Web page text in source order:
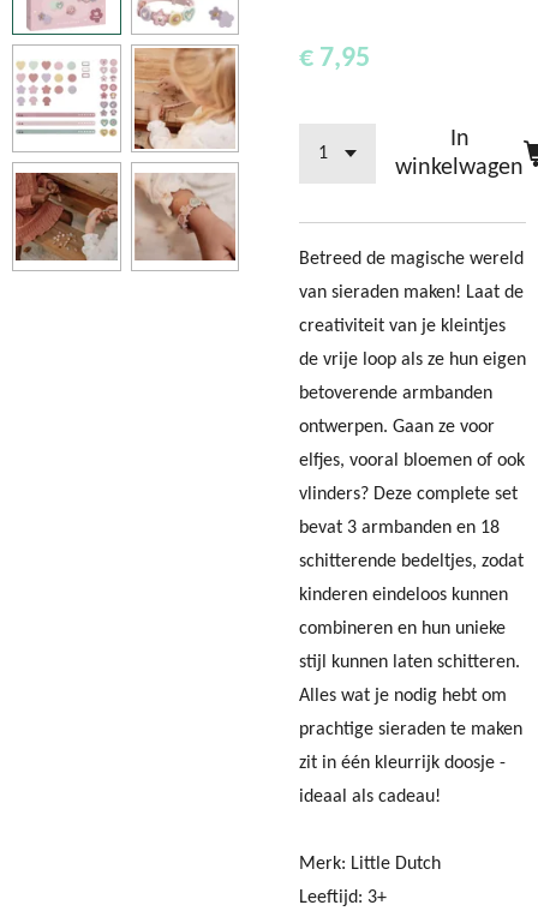
€ 7,95
In
winkelwagen
Betreed de magische wereld
van sieraden maken! Laat de
creativiteit van je kleintjes
de vrije loop als ze hun eigen
betoverende armbanden
ontwerpen. Gaan ze voor
elfjes, vooral bloemen of ook
vlinders? Deze complete set
bevat 3 armbanden en 18
schitterende bedeltjes, zodat
kinderen eindeloos kunnen
combineren en hun unieke
stijl kunnen laten schitteren.
Alles wat je nodig hebt om
prachtige sieraden te maken
zit in één kleurrijk doosje -
ideaal als cadeau!
Merk: Little Dutch
Leeftijd: 3+